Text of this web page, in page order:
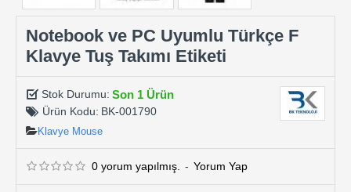
Notebook ve PC Uyumlu Türkçe F
Klavye Tuş Takımı Etiketi
Stok Durumu: Son 1 Ürün
Ürün Kodu: BK-001790
Klavye Mouse
0 yorum yapılmış. - Yorum Yap